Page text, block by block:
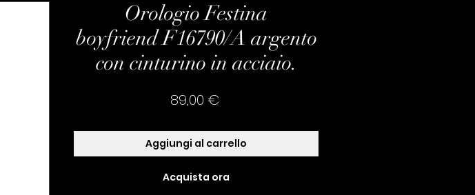
Orologio Festina
boyfriend F16790/A argento
con cinturino in acciaio.
89,00 €Prezzo
Aggiungi al carrello
Acquista ora